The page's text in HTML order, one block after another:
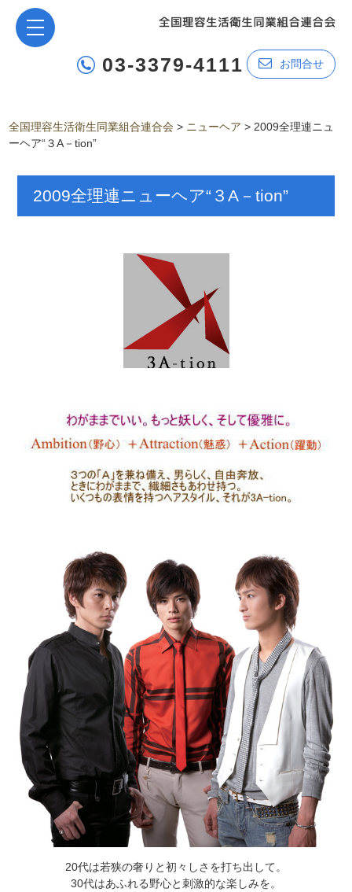
03-3379-4111 お問合せ
全国理容生活衛生同業組合連合会 > ニューヘア > 2009全理連ニュ
ーヘア“３A－tion”
2009全理連ニューヘア“３A－tion”
20代は若狭の奢りと初々しさを打ち出して。
30代はあふれる野心と刺激的な楽しみを。